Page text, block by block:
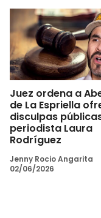
Juez ordena a
de La Espriella
disculpas
periodista Laura
Rodríguez
Jenny Rocio Angarita
02/06/2026